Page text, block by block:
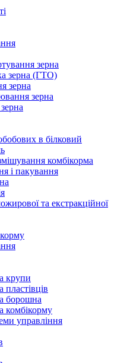
зерна
зерна (ГТО)
зерна
зерна
в білковий
комбікорма
і пакування
та екстракційної
крупи
борошна
комбікорму
управління